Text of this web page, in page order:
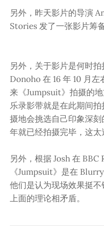
另外，昨天影片的导演
Stories 发了一张影片筹
另外，关于影片是何时
Donoho 在 16 年 10 月
来《Jumpsuit》拍摄的
乐录影带就是在此期间
摄地会挑选自己印象深刻
年就已经拍摄完毕，这太
另外，根据 Josh 在 BBC
《Jumpsuit》是在
他们是认为现场效果挺
上面的理论相矛盾。